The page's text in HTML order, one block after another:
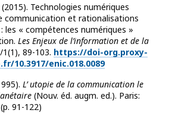
Technologies numériques
communication et rationalisations
les « compétences numériques »
Les Enjeux de l’information et de la
1(1), 89-103. https://doi-org.proxy-
10.3917/enic.018.0089
L’ utopie de la communication le
(Nouv. éd. augm. ed.). Paris:
91-122)